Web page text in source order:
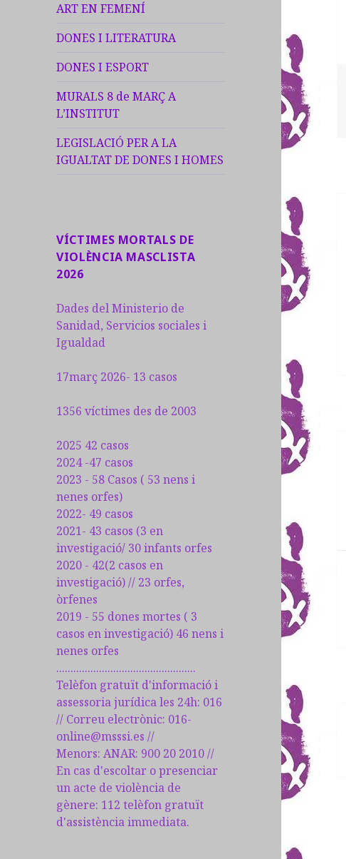
ART EN FEMENÍ
DONES I LITERATURA
DONES I ESPORT
MURALS 8 de MARÇ A
L’INSTITUT
LEGISLACIÓ PER A LA
IGUALTAT DE DONES I HOMES
VÍCTIMES MORTALS DE
VIOLÈNCIA MASCLISTA
2026
Dades del Ministerio de
Sanidad, Servicios sociales i
Igualdad
17març 2026- 13 casos
1356 víctimes des de 2003
2025 42 casos
2024 -47 casos
2023 - 58 Casos ( 53 nens i
nenes orfes)
2022- 49 casos
2021- 43 casos (3 en
investigació/ 30 infants orfes
2020 - 42(2 casos en
investigació) // 23 orfes,
òrfenes
2019 - 55 dones mortes ( 3
casos en investigació) 46 nens i
nenes orfes
.................................................
Telèfon gratuït d'informació i
assessoria jurídica les 24h: 016
// Correu electrònic: 016-
online@msssi.es //
Menors: ANAR: 900 20 2010 //
En cas d'escoltar o presenciar
un acte de violència de
gènere: 112 telèfon gratuït
d'assistència immediata.